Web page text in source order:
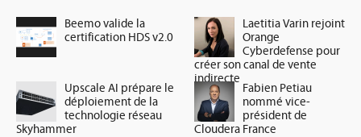
Beemo valide la
certification HDS v2.0
Laetitia Varin rejoint
Orange
Cyberdefense pour
créer son canal de vente
indirecte
Upscale AI prépare le
déploiement de la
technologie réseau
Skyhammer
Fabien Petiau
nommé vice-
président de
Cloudera France